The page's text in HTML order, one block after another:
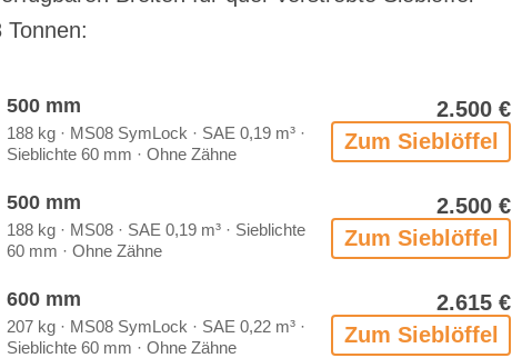
500 mm
188 kg · MS08 Sym­Lock · SAE 0,19 m³ ·
Sieb­lich­te 60 mm · Ohne Zäh­ne
2.500 €
Zum Sieb­löf­fel
500 mm
188 kg · MS08 · SAE 0,19 m³ · Sieb­lich­te
60 mm · Ohne Zäh­ne
2.500 €
Zum Sieb­löf­fel
600 mm
207 kg · MS08 Sym­Lock · SAE 0,22 m³ ·
Sieb­lich­te 60 mm · Ohne Zäh­ne
2.615 €
Zum Sieb­löf­fel